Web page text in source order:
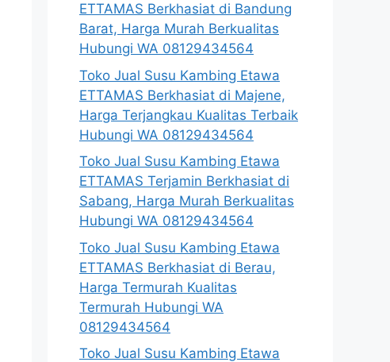
ETTAMAS Berkhasiat di Bandung
Barat, Harga Murah Berkualitas
Hubungi WA 08129434564
Toko Jual Susu Kambing Etawa
ETTAMAS Berkhasiat di Majene,
Harga Terjangkau Kualitas Terbaik
Hubungi WA 08129434564
Toko Jual Susu Kambing Etawa
ETTAMAS Terjamin Berkhasiat di
Sabang, Harga Murah Berkualitas
Hubungi WA 08129434564
Toko Jual Susu Kambing Etawa
ETTAMAS Berkhasiat di Berau,
Harga Termurah Kualitas
Termurah Hubungi WA
08129434564
Toko Jual Susu Kambing Etawa